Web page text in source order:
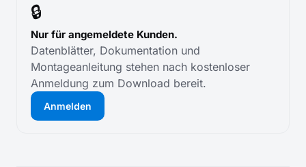
🔒
Nur für angemeldete Kunden.
Datenblätter, Dokumentation und
Montageanleitung stehen nach kostenloser
Anmeldung zum Download bereit.
Anmelden